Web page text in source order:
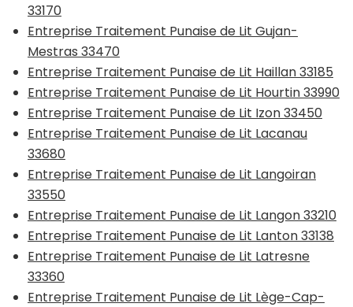
33170
Entreprise Traitement Punaise de Lit Gujan-
Mestras 33470
Entreprise Traitement Punaise de Lit Haillan 33185
Entreprise Traitement Punaise de Lit Hourtin 33990
Entreprise Traitement Punaise de Lit Izon 33450
Entreprise Traitement Punaise de Lit Lacanau
33680
Entreprise Traitement Punaise de Lit Langoiran
33550
Entreprise Traitement Punaise de Lit Langon 33210
Entreprise Traitement Punaise de Lit Lanton 33138
Entreprise Traitement Punaise de Lit Latresne
33360
Entreprise Traitement Punaise de Lit Lège-Cap-